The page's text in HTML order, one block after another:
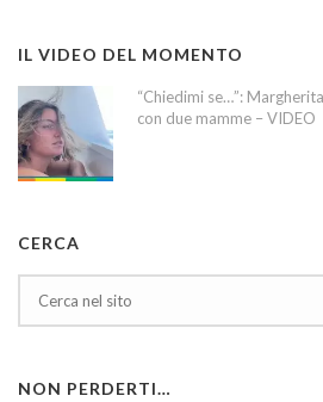
IL VIDEO DEL MOMENTO
“Chiedimi se…”:
con due mamme – VIDEO
CERCA
NON PERDERTI…